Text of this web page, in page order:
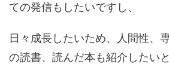
ての発信もしたいですし、
日々成長したいため、人間性、
の読書、読んだ本も紹介したい